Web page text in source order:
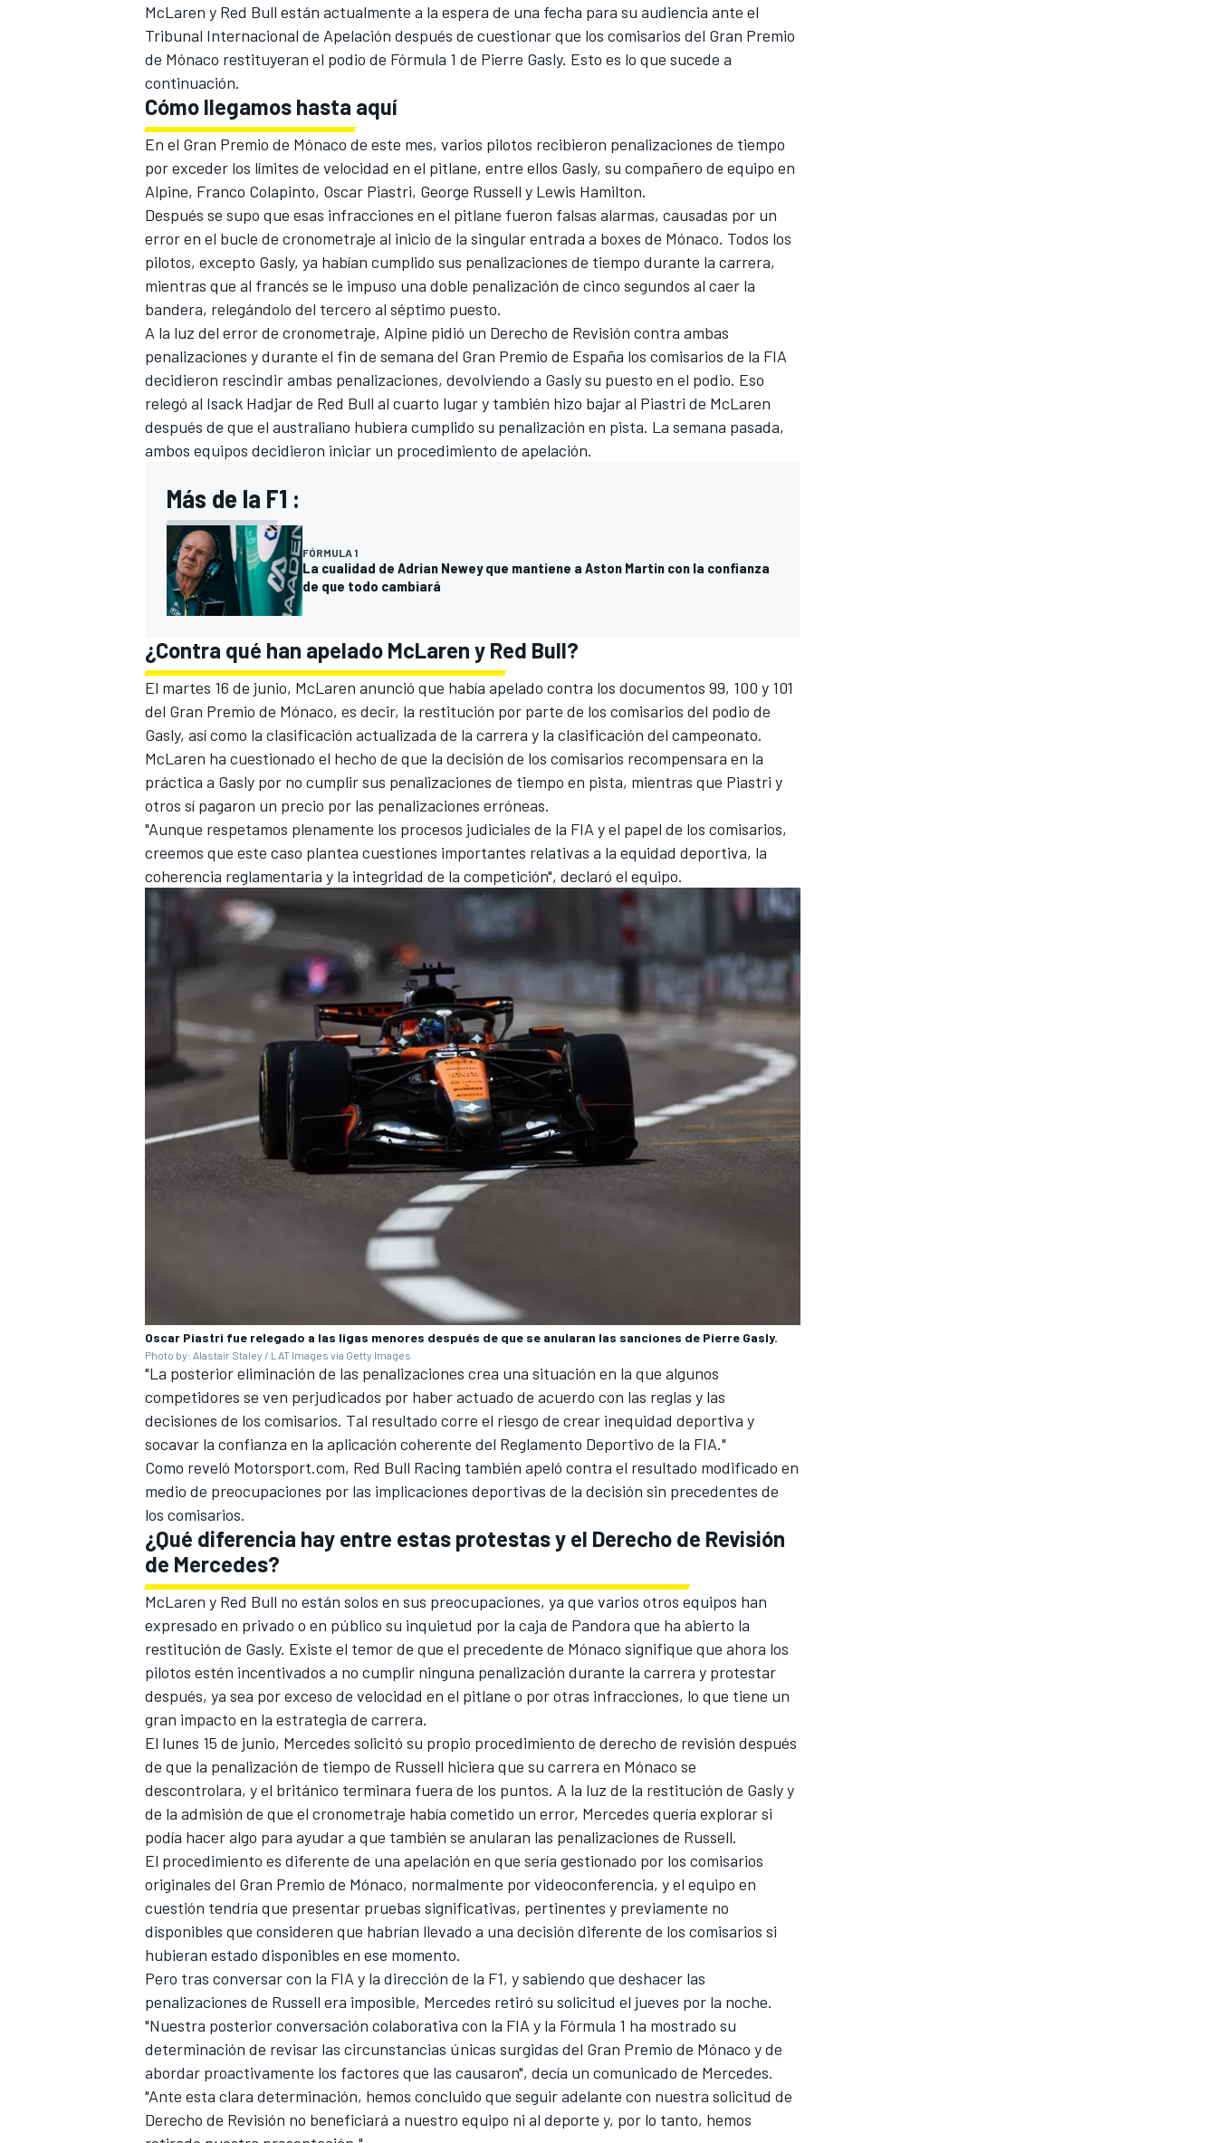
FÓRMULA E
WRC
MÁS CATEGORÍAS
McLaren y Red Bull están actualmente a la espera de una fecha para su audiencia ante el
Tribunal Internacional de Apelación después de cuestionar que los comisarios del Gran Premio
de Mónaco restituyeran el podio de Fórmula 1 de Pierre Gasly. Esto es lo que sucede a
continuación.
Cómo llegamos hasta aquí
En el Gran Premio de Mónaco de este mes, varios pilotos recibieron penalizaciones de tiempo
por exceder los límites de velocidad en el pitlane, entre ellos Gasly, su compañero de equipo en
Alpine, Franco Colapinto, Oscar Piastri, George Russell y Lewis Hamilton.
Después se supo que esas infracciones en el pitlane fueron falsas alarmas, causadas por un
error en el bucle de cronometraje al inicio de la singular entrada a boxes de Mónaco. Todos los
pilotos, excepto Gasly, ya habían cumplido sus penalizaciones de tiempo durante la carrera,
mientras que al francés se le impuso una doble penalización de cinco segundos al caer la
bandera, relegándolo del tercero al séptimo puesto.
A la luz del error de cronometraje, Alpine pidió un Derecho de Revisión contra ambas
penalizaciones y durante el fin de semana del Gran Premio de España los comisarios de la FIA
decidieron rescindir ambas penalizaciones, devolviendo a Gasly su puesto en el podio. Eso
relegó al Isack Hadjarde Red Bull al cuarto lugar y también hizo bajar al Piastri de McLaren
después de que el australiano hubiera cumplido su penalización en pista. La semana pasada,
ambos equipos decidieron iniciar un procedimiento de apelación.
Más de la F1 :
FÓRMULA 1
La cualidad de Adrian Newey que mantiene a Aston Martin con la confianza
de que todo cambiará
¿Contra qué han apelado McLaren y Red Bull?
El martes 16 de junio, McLaren anunció que había apelado contra los documentos 99, 100 y 101
del Gran Premio de Mónaco, es decir, la restitución por parte de los comisarios del podio de
Gasly, así como la clasificación actualizada de la carrera y la clasificación del campeonato.
McLaren ha cuestionado el hecho de que la decisión de los comisarios recompensara en la
práctica a Gasly por no cumplir sus penalizaciones de tiempo en pista, mientras que Piastri y
otros sí pagaron un precio por las penalizaciones erróneas.
"Aunque respetamos plenamente los procesos judiciales de la FIA y el papel de los comisarios,
creemos que este caso plantea cuestiones importantes relativas a la equidad deportiva, la
coherencia reglamentaria y la integridad de la competición", declaró el equipo.
Oscar Piastri fue relegado a las ligas menores después de que se anularan las sanciones de Pierre Gasly.
Photo by: Alastair Staley / LAT Images via Getty Images
"La posterior eliminación de las penalizaciones crea una situación en la que algunos
competidores se ven perjudicados por haber actuado de acuerdo con las reglas y las
decisiones de los comisarios. Tal resultado corre el riesgo de crear inequidad deportiva y
socavar la confianza en la aplicación coherente del Reglamento Deportivo de la FIA."
Como reveló Motorsport.com, Red Bull Racing también apeló contra el resultado modificado en
medio de preocupaciones por las implicaciones deportivas de la decisión sin precedentes de
los comisarios.
¿Qué diferencia hay entre estas protestas y el Derecho de Revisión
de Mercedes?
McLaren y Red Bull no están solos en sus preocupaciones, ya que varios otros equipos han
expresado en privado o en público su inquietud por la caja de Pandora que ha abierto la
restitución de Gasly. Existe el temor de que el precedente de Mónaco signifique que ahora los
pilotos estén incentivados a no cumplir ninguna penalización durante la carrera y protestar
después, ya sea por exceso de velocidad en el pitlane o por otras infracciones, lo que tiene un
gran impacto en la estrategia de carrera.
El lunes 15 de junio, Mercedes solicitó su propio procedimiento de derecho de revisión después
de que la penalización de tiempo de Russell hiciera que su carrera en Mónaco se
descontrolara, y el británico terminara fuera de los puntos. A la luz de la restitución de Gasly y
de la admisión de que el cronometraje había cometido un error, Mercedes quería explorar si
podía hacer algo para ayudar a que también se anularan las penalizaciones de Russell.
El procedimiento es diferente de una apelación en que sería gestionado por los comisarios
originales del Gran Premio de Mónaco, normalmente por videoconferencia, y el equipo en
cuestión tendría que presentar pruebas significativas, pertinentes y previamente no
disponibles que consideren que habrían llevado a una decisión diferente de los comisarios si
hubieran estado disponibles en ese momento.
Pero tras conversar con la FIA y la dirección de la F1, y sabiendo que deshacer las
penalizaciones de Russell era imposible, Mercedes retiró su solicitud el jueves por la noche.
"Nuestra posterior conversación colaborativa con la FIA y la Fórmula 1 ha mostrado su
determinación de revisar las circunstancias únicas surgidas del Gran Premio de Mónaco y de
abordar proactivamente los factores que las causaron", decía un comunicado de Mercedes.
"Ante esta clara determinación, hemos concluido que seguir adelante con nuestra solicitud de
Derecho de Revisión no beneficiará a nuestro equipo ni al deporte y, por lo tanto, hemos